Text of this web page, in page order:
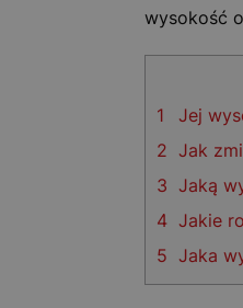
wysokość
1
Jej
2 Jak
3 Jaką
4 Jakie
5 Jaka